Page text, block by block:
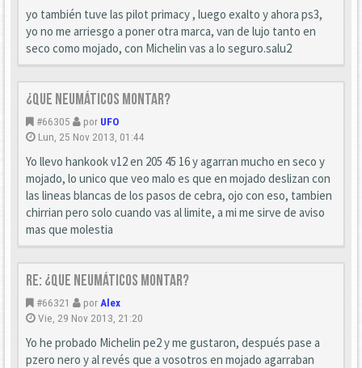
yo también tuve las pilot primacy , luego exalto y ahora ps3,
yo no me arriesgo a poner otra marca, van de lujo tanto en
seco como mojado, con Michelin vas a lo seguro.salu2
¿que neumáticos montar?
#66305 por UFO
Lun, 25 Nov 2013, 01:44
Yo llevo hankook v12 en 205 45 16 y agarran mucho en seco y
mojado, lo unico que veo malo es que en mojado deslizan con
las lineas blancas de los pasos de cebra, ojo con eso, tambien
chirrian pero solo cuando vas al limite, a mi me sirve de aviso
mas que molestia
Re: ¿que neumáticos montar?
#66321 por Alex
Vie, 29 Nov 2013, 21:20
Yo he probado Michelin pe2 y me gustaron, después pase a
pzero nero y al revés que a vosotros en mojado agarraban